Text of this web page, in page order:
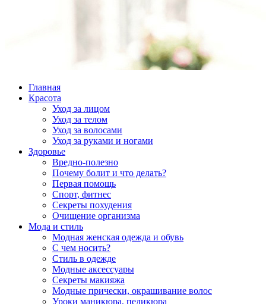
Главная
Красота
Уход за лицом
Уход за телом
Уход за волосами
Уход за руками и ногами
Здоровье
Вредно-полезно
Почему болит и что делать?
Первая помощь
Спорт, фитнес
Секреты похудения
Очищение организма
Мода и стиль
Модная женская одежда и обувь
С чем носить?
Стиль в одежде
Модные аксессуары
Секреты макияжа
Модные прически, окрашивание волос
Уроки маникюра, педикюра